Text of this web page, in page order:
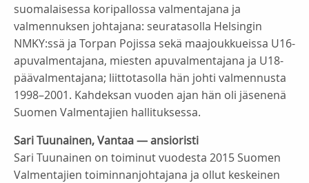
suomalaisessa koripallossa valmentajana ja
valmennuksen johtajana: seuratasolla Helsingin
NMKY:ssä ja Torpan Pojissa sekä maajoukkueissa U16-
apuvalmentajana, miesten apuvalmentajana ja U18-
päävalmentajana; liittotasolla hän johti valmennusta
1998–2001. Kahdeksan vuoden ajan hän oli jäsenenä
Suomen Valmentajien hallituksessa.
Sari Tuunainen, Vantaa — ansioristi
Sari Tuunainen on toiminut vuodesta 2015 Suomen
Valmentajien toiminnanjohtajana ja ollut keskeinen